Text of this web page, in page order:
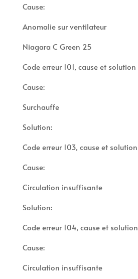
Cause:
Anomalie sur ventilateur
Niagara C Green 25
Code erreur 101, cause et solution
Cause:
Surchauffe
Solution:
Code erreur 103, cause et solution
Cause:
Circulation insuffisante
Solution:
Code erreur 104, cause et solution
Cause:
Circulation insuffisante